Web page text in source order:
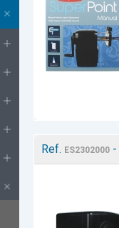
Ref. ES2302000-